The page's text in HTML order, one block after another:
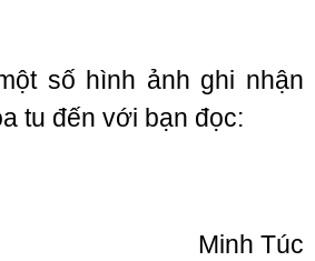
số hình ảnh ghi nhận
tu đến với bạn đọc:
Minh Túc